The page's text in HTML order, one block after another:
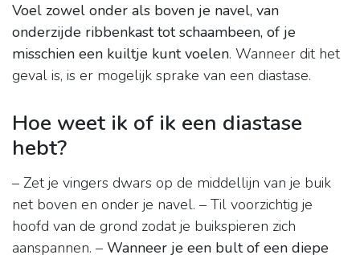
Voel zowel onder als boven je navel, van
onderzijde ribbenkast tot schaambeen, of je
misschien een kuiltje kunt voelen. Wanneer dit het
geval is, is er mogelijk sprake van een diastase.
Hoe weet ik of ik een diastase
hebt?
– Zet je vingers dwars op de middellijn van je buik
net boven en onder je navel. – Til voorzichtig je
hoofd van de grond zodat je buikspieren zich
aanspannen. – Wanneer je een bult of een diepe